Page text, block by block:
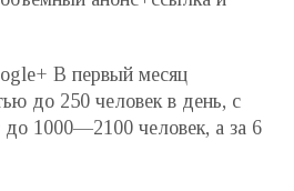
В первый месяц
до 250 человек в день, с
1000—2100 человек, а за 6